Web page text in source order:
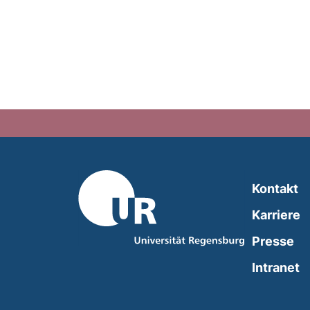
Kontakt
Karriere
Presse
Intranet